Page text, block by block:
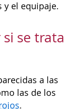
y el equipaje.
se trata
a las
las de los
.